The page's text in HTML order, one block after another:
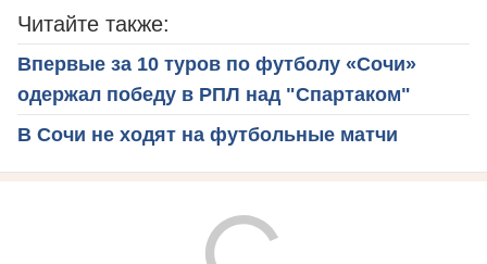
Читайте также:
Впервые за 10 туров по футболу «Сочи»
одержал победу в РПЛ над "Спартаком"
В Сочи не ходят на футбольные матчи